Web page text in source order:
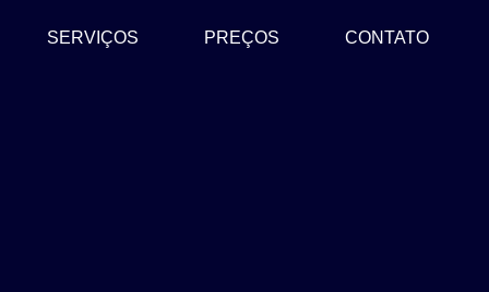
SERVIÇOS PREÇOS CONTATO